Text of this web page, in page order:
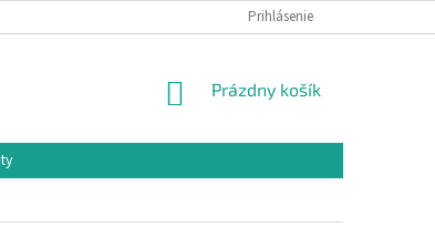
Prihlásenie
NÁKUPNÝ
Prázdny košík